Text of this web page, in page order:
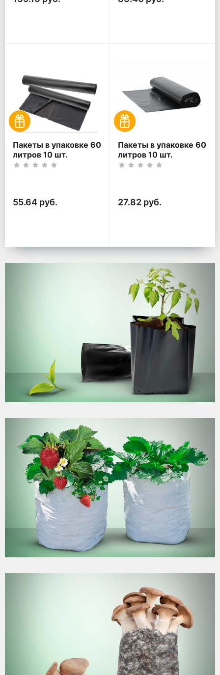
Пакеты в упаковке 60
литров 10 шт.
(10шт*2рул)
55.64 руб.
Пакеты в упаковке 60
литров 10 шт.
(10шт*1рул)
27.82 руб.